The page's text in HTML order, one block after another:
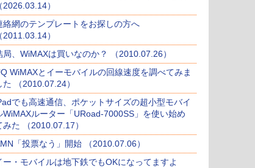
（2026.03.14）
絡網のテンプレートをお探しの方へ
（2011.03.14）
局、WiMAXは買いなのか？ （2010.07.26）
WiMAXとイーモバイルの回線速度を調べてみま
た （2010.07.24）
でも高速通信、ポケットサイズの超小型モバイ
WiMAXルーター「URoad-7000SS」を使い始め
みた （2010.07.17）
「投票なう」開始 （2010.07.06）
ー・モバイルは地下鉄でもOKになってますよ